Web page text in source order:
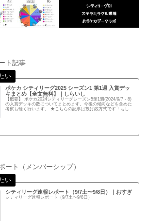
ト記事
ポケカ シティリーグ2025 シーズン1 第1週 入賞デッ
キまとめ【全文無料】｜しらいし
【概要】 ポケカ2024シティリーグシーズン5第1週(2024/9/7 - 8)
の入賞デッキの数についてまとめます。今後の傾向などを含めた
考察も軽く行います。 ★こちらの記事は投げ銭方式です！もし価
ート（メンバーシップ）
シティリーグ速報レポート（9/7土〜9/8日）｜おすぎ
シティリーグ速報レポート（9/7土〜9/8日）